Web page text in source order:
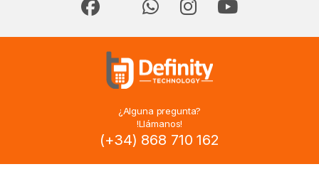
¿Alguna pregunta?
!Llámanos!
(+34) 868 710 162